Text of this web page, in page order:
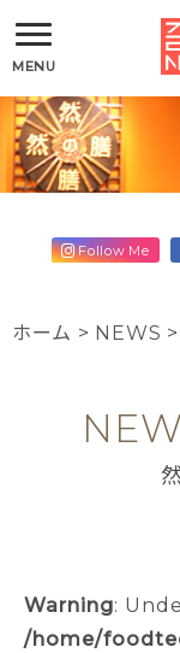
MENU
Follow Me
ホーム > NEWS >
Warning:
/home/